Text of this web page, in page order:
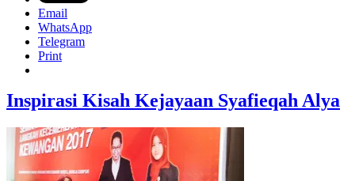
Email
WhatsApp
Telegram
Print
Inspirasi Kisah Kejayaan Syafieqah Alya